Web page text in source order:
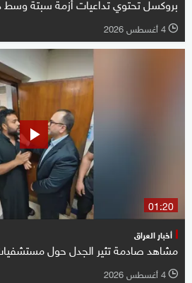
l 4 أغسطس 2026
01:20
أخبار العراق
مشاهد صادمة تثير الجدل حول
l 4 أغسطس 2026